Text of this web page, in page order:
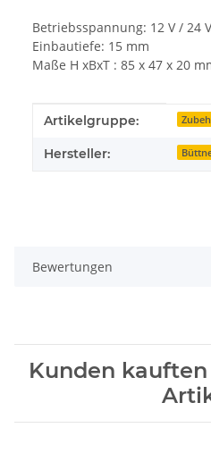
Betriebsspannung: 12 V / 24 V
Einbautiefe: 15 mm
Maße H xBxT : 85 x 47 x 20
Produkteigenschaft
Wert
Artikelgruppe:
Hersteller:
Bewertungen
Kunden